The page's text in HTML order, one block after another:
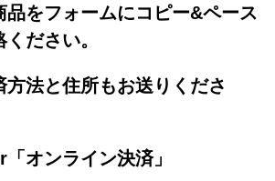
品をフォームにコピー&ペース
ださい。
法と住所もお送りくださ
「 オンライン決済」